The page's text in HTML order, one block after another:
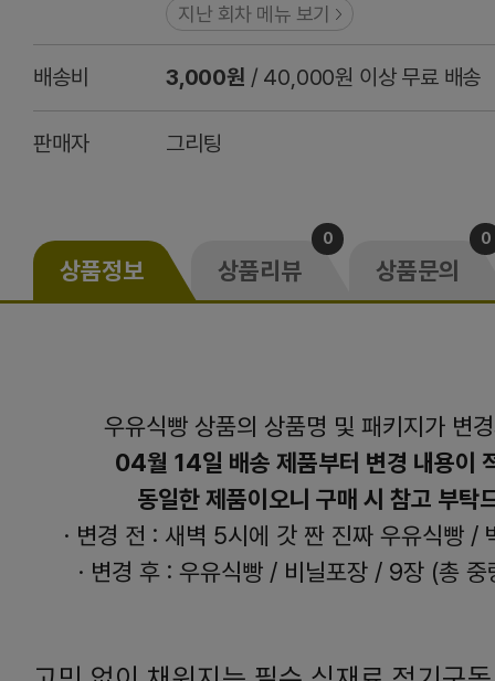
지난 회차 메뉴 보기
배송비 3,000원 / 40,000원 이상 무료 배송
판매자 그리팅
상품정보 상품리뷰
0
상품문의
0
우유식빵 상품의 상품명 및 패키지가 변
04월 14일 배송 제품부터 변경 내용이
동일한 제품이오니 구매 시 참고 부탁
· 변경 전 : 새벽 5시에 갓 짠 진짜 우유식빵 /
· 변경 후 : 우유식빵 / 비닐포장 / 9장 (총